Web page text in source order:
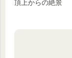
頂上からの絶景